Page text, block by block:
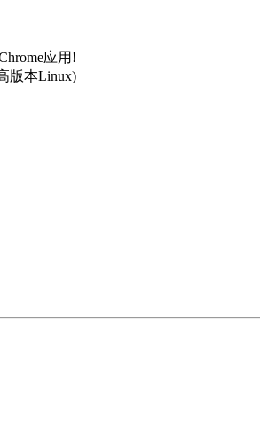
应用!
版本Linux)